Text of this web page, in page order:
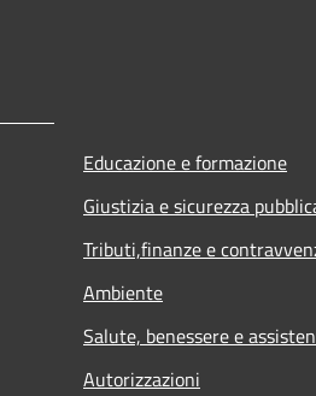
Educazione e formazione
Giustizia e sicurezza
Tributi,finanze e
Ambiente
Salute, benessere e
Autorizzazioni